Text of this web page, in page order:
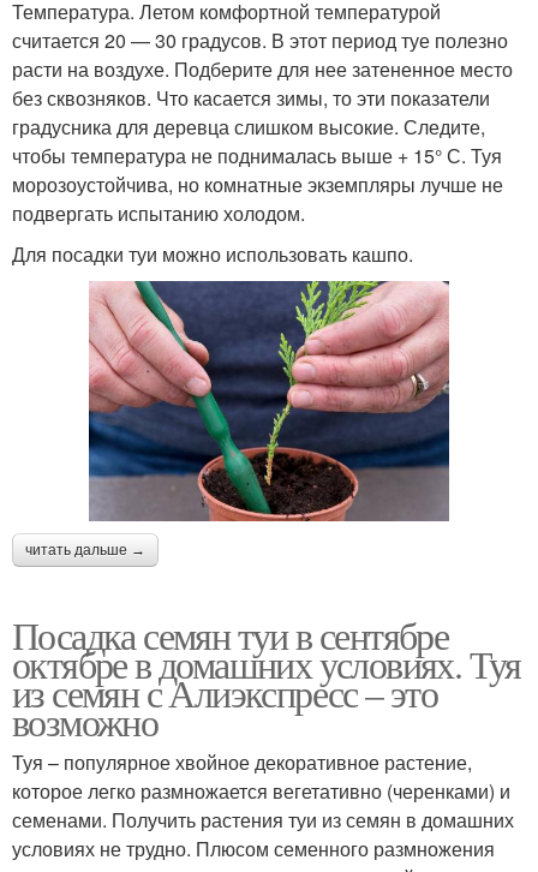
Температура. Летом комфортной температурой
считается 20 — 30 градусов. В этот период туе полезно
расти на воздухе. Подберите для нее затененное место
без сквозняков. Что касается зимы, то эти показатели
градусника для деревца слишком высокие. Следите,
чтобы температура не поднималась выше + 15° С. Туя
морозоустойчива, но комнатные экземпляры лучше не
подвергать испытанию холодом.
Для посадки туи можно использовать кашпо.
читать дальше →
Посадка семян туи в сентябре
октябре в домашних условиях. Туя
из семян с Алиэкспресс – это
возможно
Туя – популярное хвойное декоративное растение,
которое легко размножается вегетативно (черенками) и
семенами. Получить растения туи из семян в домашних
условиях не трудно. Плюсом семенного размножения